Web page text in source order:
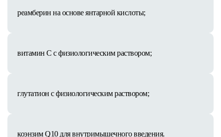
Пластика губ
Гениопластика (пластика подбородка)
реамберин на основе янтарной кислоты;
витамин С с физиологическим раствором;
глутатион с физиологическим раствором;
коэнзим Q10 для внутримышечного введения.